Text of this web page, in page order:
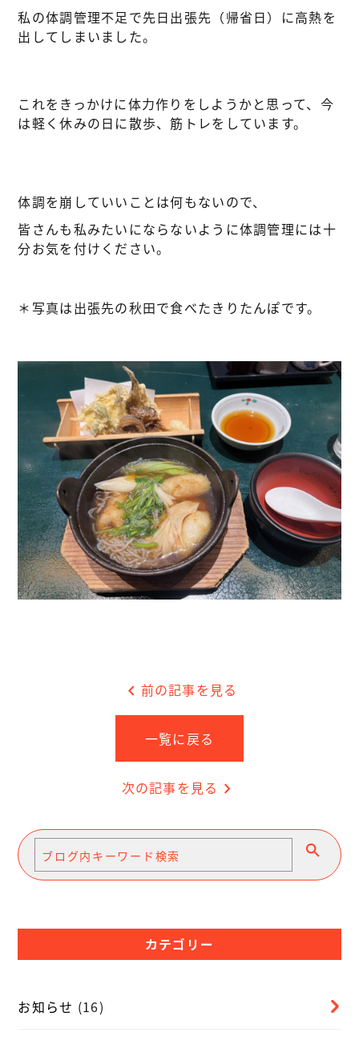
私の体調管理不足で先日出張先（帰省日）に高熱を
出してしまいました。
これをきっかけに体力作りをしようかと思って、今
は軽く休みの日に散歩、筋トレをしています。
体調を崩していいことは何もないので、
皆さんも私みたいにならないように体調管理には十
分お気を付けください。
＊写真は出張先の秋田で食べたきりたんぽです。
chevron_left 前の記事を見る
一覧に戻る
次の記事を見る chevron_right
カテゴリー
お知らせ (16)